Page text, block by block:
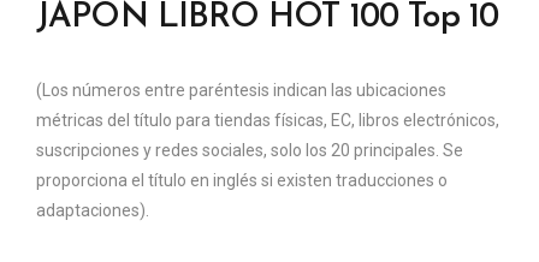
JAPÓN LIBRO HOT 100 Top 10
(Los números entre paréntesis indican las ubicaciones
métricas del título para tiendas físicas, EC, libros electrónicos,
suscripciones y redes sociales, solo los 20 principales. Se
proporciona el título en inglés si existen traducciones o
adaptaciones).